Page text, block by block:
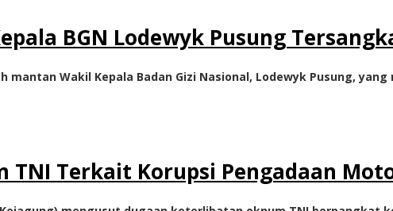
BGN Lodewyk Pusung
Wakil Kepala Badan Gizi Nasional, Lodewyk Pusung,
Terkait Korupsi Pengadaan